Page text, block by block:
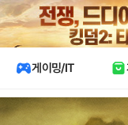
게이밍/IT